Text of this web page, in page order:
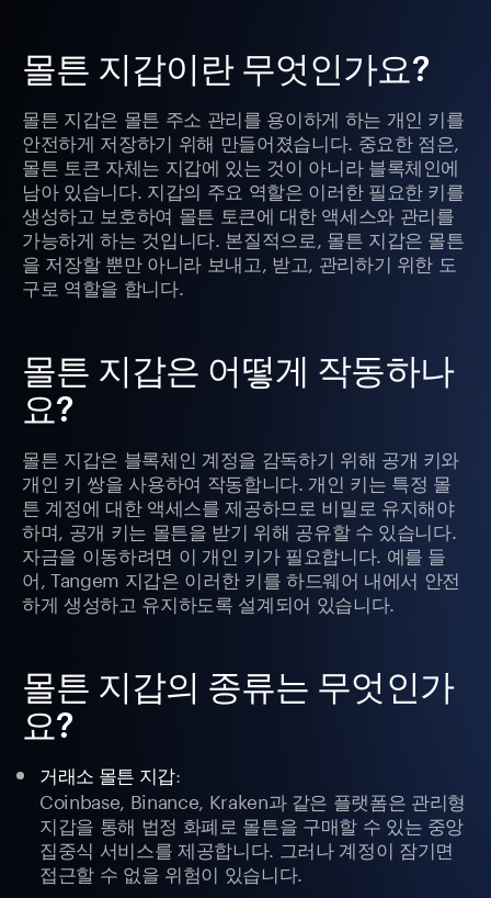
몰튼 지갑이란 무엇인가요?
몰튼 지갑은 몰튼 주소 관리를 용이하게 하는 개인 키를
안전하게 저장하기 위해 만들어졌습니다. 중요한 점은,
몰튼 토큰 자체는 지갑에 있는 것이 아니라 블록체인에
남아 있습니다. 지갑의 주요 역할은 이러한 필요한 키를
생성하고 보호하여 몰튼 토큰에 대한 액세스와 관리를
가능하게 하는 것입니다. 본질적으로, 몰튼 지갑은 몰튼
을 저장할 뿐만 아니라 보내고, 받고, 관리하기 위한 도
구로 역할을 합니다.
몰튼 지갑은 어떻게 작동하나
요?
몰튼 지갑은 블록체인 계정을 감독하기 위해 공개 키와
개인 키 쌍을 사용하여 작동합니다. 개인 키는 특정 몰
튼 계정에 대한 액세스를 제공하므로 비밀로 유지해야
하며, 공개 키는 몰튼을 받기 위해 공유할 수 있습니다.
자금을 이동하려면 이 개인 키가 필요합니다. 예를 들
어, Tangem 지갑은 이러한 키를 하드웨어 내에서 안전
하게 생성하고 유지하도록 설계되어 있습니다.
몰튼 지갑의 종류는 무엇인가
요?
거래소 몰튼 지갑:
Coinbase, Binance, Kraken과 같은 플랫폼은 관리형
지갑을 통해 법정 화폐로 몰튼을 구매할 수 있는 중앙
집중식 서비스를 제공합니다. 그러나 계정이 잠기면
접근할 수 없을 위험이 있습니다.